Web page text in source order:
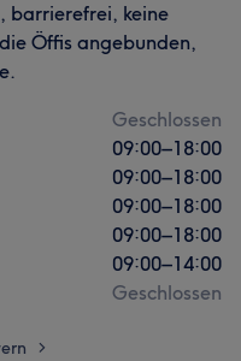
barrierefrei, keine
Öffis angebunden,
Geschlossen
09:00–18:00
09:00–18:00
09:00–18:00
09:00–18:00
09:00–14:00
Geschlossen
>